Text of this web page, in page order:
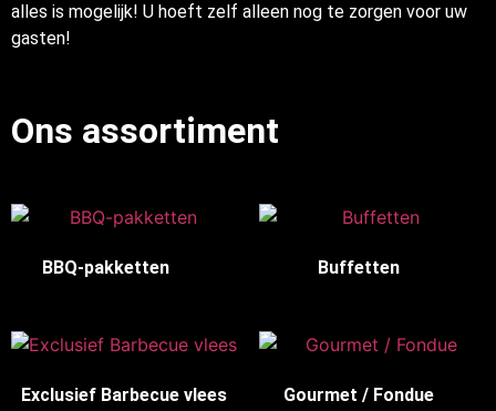
alles is mogelijk! U hoeft zelf alleen nog te zorgen voor uw
gasten!
Ons assortiment
BBQ-pakketten Buffetten
Exclusief Barbecue vlees
Gourmet / Fondue